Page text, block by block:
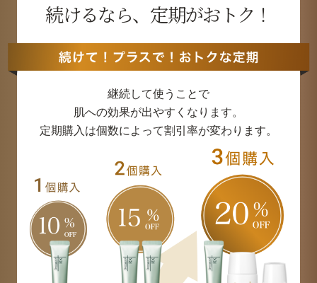
[受付時間／月～金：10時～16時（土・日・祝、および夏季休業日と年末年始
続けるなら、定期がおトク！
継続して使うことで
肌への効果が出やすくなります。
定期購入は個数によって割引率が変わります。